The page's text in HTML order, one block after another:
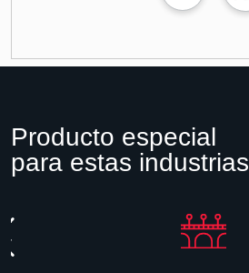
Producto especial
para estas industrias